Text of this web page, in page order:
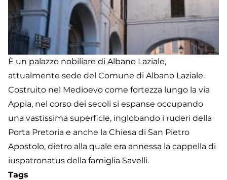
È un palazzo nobiliare di Albano Laziale,
attualmente sede del Comune di Albano Laziale.
Costruito nel Medioevo come fortezza lungo la via
Appia, nel corso dei secoli si espanse occupando
una vastissima superficie, inglobando i ruderi della
Porta Pretoria e anche la Chiesa di San Pietro
Apostolo, dietro alla quale era annessa la cappella di
iuspatronatus della famiglia Savelli.
Tags